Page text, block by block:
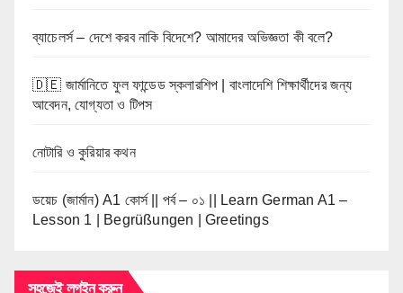
ব্যাচেলর্স – দেশে করব নাকি বিদেশে? আমাদের অভিজ্ঞতা কী বলে?
🇩🇪 জার্মানিতে ফুল ফান্ডেড স্কলারশিপ | বাংলাদেশি শিক্ষার্থীদের জন্য
আবেদন, যোগ্যতা ও টিপস
নোটারি ও কুরিয়ার কথন
ডয়েচ (জার্মান) A1 কোর্স || পর্ব – ০১ || Learn German A1 –
Lesson 1 | Begrüßungen | Greetings
সহজেই লগইন করুন